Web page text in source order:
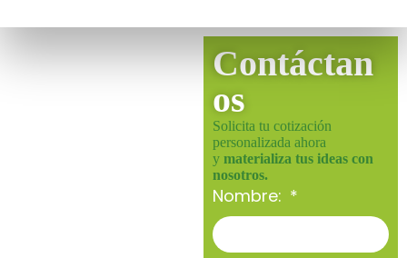
Contáctan
os
Solicita tu cotización
personalizada ahora
y materializa tus ideas con
nosotros.
Nombre: